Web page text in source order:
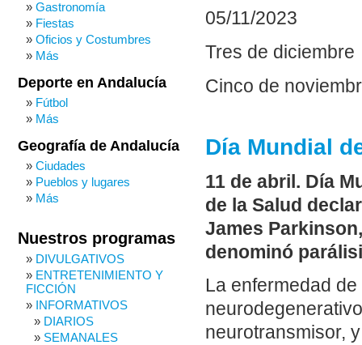
05/11/2023
Tres de diciembre
Cinco de
Día Mundial
11 de abril. Día
de la Salud
James
denominó
La enfermedad
neurotransmisor,
Gastronomía
Fiestas
Oficios y Costumbres
Más
Deporte en Andalucía
Fútbol
Más
Geografía de Andalucía
Ciudades
Pueblos y lugares
Más
Nuestros programas
DIVULGATIVOS
ENTRETENIMIENTO Y
FICCIÓN
INFORMATIVOS
DIARIOS
SEMANALES